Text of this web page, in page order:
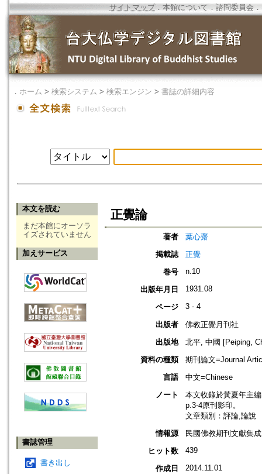
サイトマップ．本館について ． 諮問委員会 ．
． ホーム > 検索システム > 検索エンジン > 書誌の詳細内容
本文を読む
まだ本館にオーソラ
イズされていません
加えサービス
書誌管理
書き出し
正覺論
著者
葉心齋
掲載誌
正覺
巻号
n.10
出版年月日 1931.08
ページ 3 - 4
出版者
佛教正覺月刊社
出版地
北平, 中國 [Peiping,
資料の種類
期刊論文=Journal
言語
中文=Chinese
ノート
本文收錄於黃夏年主
p.3-4原刊影印。
文章類別：評論,論說
情報源
民國佛教期刊文獻集
ヒット数
439
作成日 2014.11.01